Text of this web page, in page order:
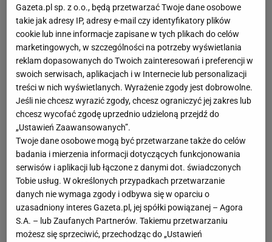
Gazeta.pl sp. z o.o., będą przetwarzać Twoje dane osobowe
takie jak adresy IP, adresy e-mail czy identyfikatory plików
cookie lub inne informacje zapisane w tych plikach do celów
marketingowych, w szczególności na potrzeby wyświetlania
reklam dopasowanych do Twoich zainteresowań i preferencji w
swoich serwisach, aplikacjach i w Internecie lub personalizacji
treści w nich wyświetlanych. Wyrażenie zgody jest dobrowolne.
Jeśli nie chcesz wyrazić zgody, chcesz ograniczyć jej zakres lub
chcesz wycofać zgodę uprzednio udzieloną przejdź do
„Ustawień Zaawansowanych”.
Twoje dane osobowe mogą być przetwarzane także do celów
badania i mierzenia informacji dotyczących funkcjonowania
serwisów i aplikacji lub łączone z danymi dot. świadczonych
Tobie usług. W określonych przypadkach przetwarzanie
danych nie wymaga zgody i odbywa się w oparciu o
uzasadniony interes Gazeta.pl, jej spółki powiązanej – Agora
S.A. – lub Zaufanych Partnerów. Takiemu przetwarzaniu
możesz się sprzeciwić, przechodząc do „Ustawień